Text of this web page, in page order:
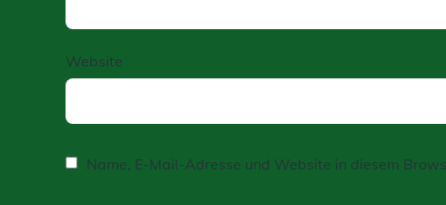
Website
Name, E-Mail-Adresse und Website in diesem